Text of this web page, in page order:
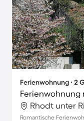
Ferienwohnung ∙ 2
Romantische